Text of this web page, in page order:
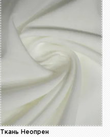
Ткань Неопрен